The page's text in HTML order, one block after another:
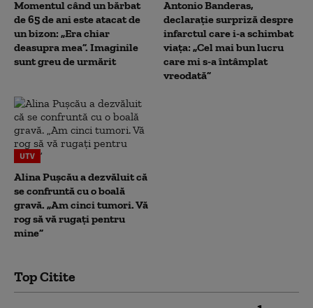
Momentul când un bărbat
de 65 de ani este atacat de
un bizon: „Era chiar
deasupra mea”. Imaginile
sunt greu de urmărit
Antonio Banderas,
declarație surpriză despre
infarctul care i-a schimbat
viața: „Cel mai bun lucru
care mi s-a întâmplat
vreodată”
UTV
Alina Pușcău a dezvăluit că
se confruntă cu o boală
gravă. „Am cinci tumori. Vă
rog să vă rugați pentru
mine”
Top Citite